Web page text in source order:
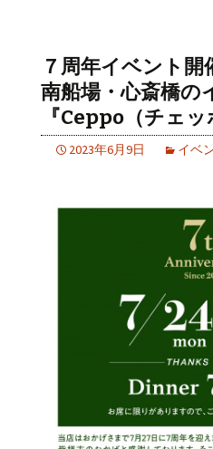
７周年イベント
南船場・心斎橋の
『Ceppo（チェッ
2023年6月9日 イベ